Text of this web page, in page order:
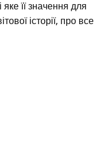
її значення для
історії, про все